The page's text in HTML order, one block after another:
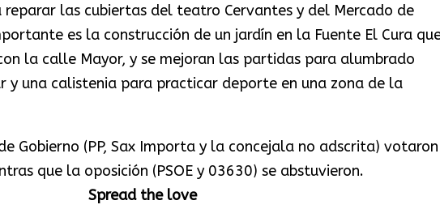
reparar las cubiertas del teatro Cervantes y del Mercado de
es la construcción de un jardín en la Fuente El Cura
la calle Mayor, y se mejoran las partidas para alumbrado
y una calistenia para practicar deporte en una zona de la
Gobierno (PP, Sax Importa y la concejala no adscrita)
que la oposición (PSOE y 03630) se abstuvieron.
Spread the love